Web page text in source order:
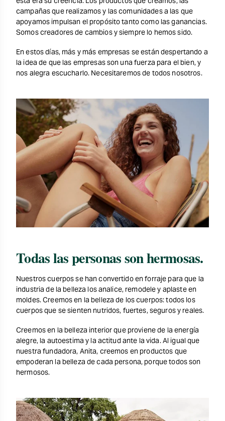
campañas que realizamos y las comunidades a las que
apoyamos impulsan el propósito tanto como las ganancias.
Somos creadores de cambios y siempre lo hemos sido.
En estos días, más y más empresas se están despertando a
la idea de que las empresas son una fuerza para el bien, y
nos alegra escucharlo. Necesitaremos de todos nosotros.
Todas las personas son hermosas.
Nuestros cuerpos se han convertido en forraje para que la
industria de la belleza los analice, remodele y aplaste en
moldes. Creemos en la belleza de los cuerpos: todos los
cuerpos que se sienten nutridos, fuertes, seguros y reales.
Creemos en la belleza interior que proviene de la energía
alegre, la autoestima y la actitud ante la vida. Al igual que
nuestra fundadora, Anita, creemos en productos que
empoderan la belleza de cada persona, porque todos son
hermosos.